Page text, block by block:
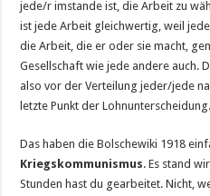
jede/r imstande ist, die Arbeit zu
ist jede Arbeit gleichwertig, weil
die Arbeit, die er oder sie macht,
Gesellschaft wie jede andere auch.
also vor der Verteilung jeder/jede
letzte Punkt der Lohnunterscheidung.
Das haben die Bolschewiki 1918
Kriegskommunismus. Es stand
Stunden hast du gearbeitet. Nicht,